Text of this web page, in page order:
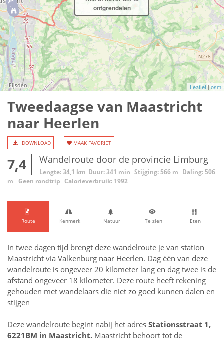
Leaflet | osm
ontgrendelen
Tweedaagse van Maastricht
naar Heerlen
DOWNLOAD MAAK FAVORIET
7,4 Wandelroute door de provincie Limburg
Lengte: 34,1 km Duur: 341 min Stijging: 566 m Daling: 506
m
Geen rondtrip Calorieverbruik: 1992
Route Kenmerk Natuur Te zien Eten
In twee dagen tijd brengt deze wandelroute je van station
Maastricht via Valkenburg naar Heerlen. Dag één van deze
wandelroute is ongeveer 20 kilometer lang en dag twee is de
afstand ongeveer 18 kilometer. Deze route heeft rekening
gehouden met wandelaars die niet zo goed kunnen dalen en
stijgen
Deze wandelroute begint nabij het adres Stationsstraat 1,
6221BM in Maastricht. Maastricht behoort tot de